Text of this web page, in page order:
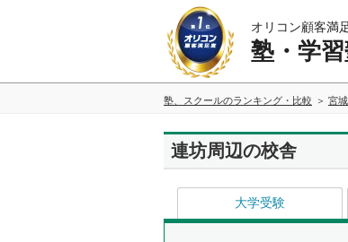
オリコン顧客満
塾・学
塾、スクールのランキング・比較 宮
連坊周辺の校舎
大学受験